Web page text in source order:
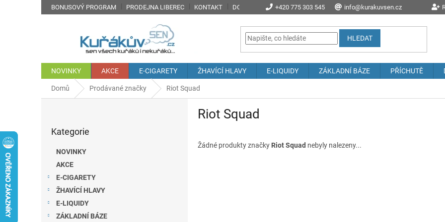
+420 775 303 545 info@kurakuvsen.cz
BONUSOVÝ PROGRAM PRODEJNA LIBEREC KONTAKT DOPRAVA A POŠTOVNÉ PROČ NAKOUPIT U NÁS? JAK NAKUPOVAT
HLEDAT
NOVINKY AKCE E-CIGARETY ŽHAVÍCÍ HLAVY E-LIQUIDY ZÁKLADNÍ BÁZE PŘÍCHUTĚ
Domů Prodávané značky Riot Squad
kategorie
Kategorie
NOVINKY
AKCE
E-CIGARETY
ŽHAVÍCÍ HLAVY
E-LIQUIDY
ZÁKLADNÍ BÁZE
Riot Squad
Žádné produkty značky Riot Squad nebyly nalezeny...